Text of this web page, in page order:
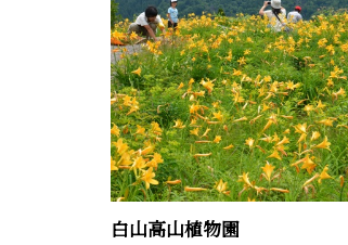
白山高山植物園